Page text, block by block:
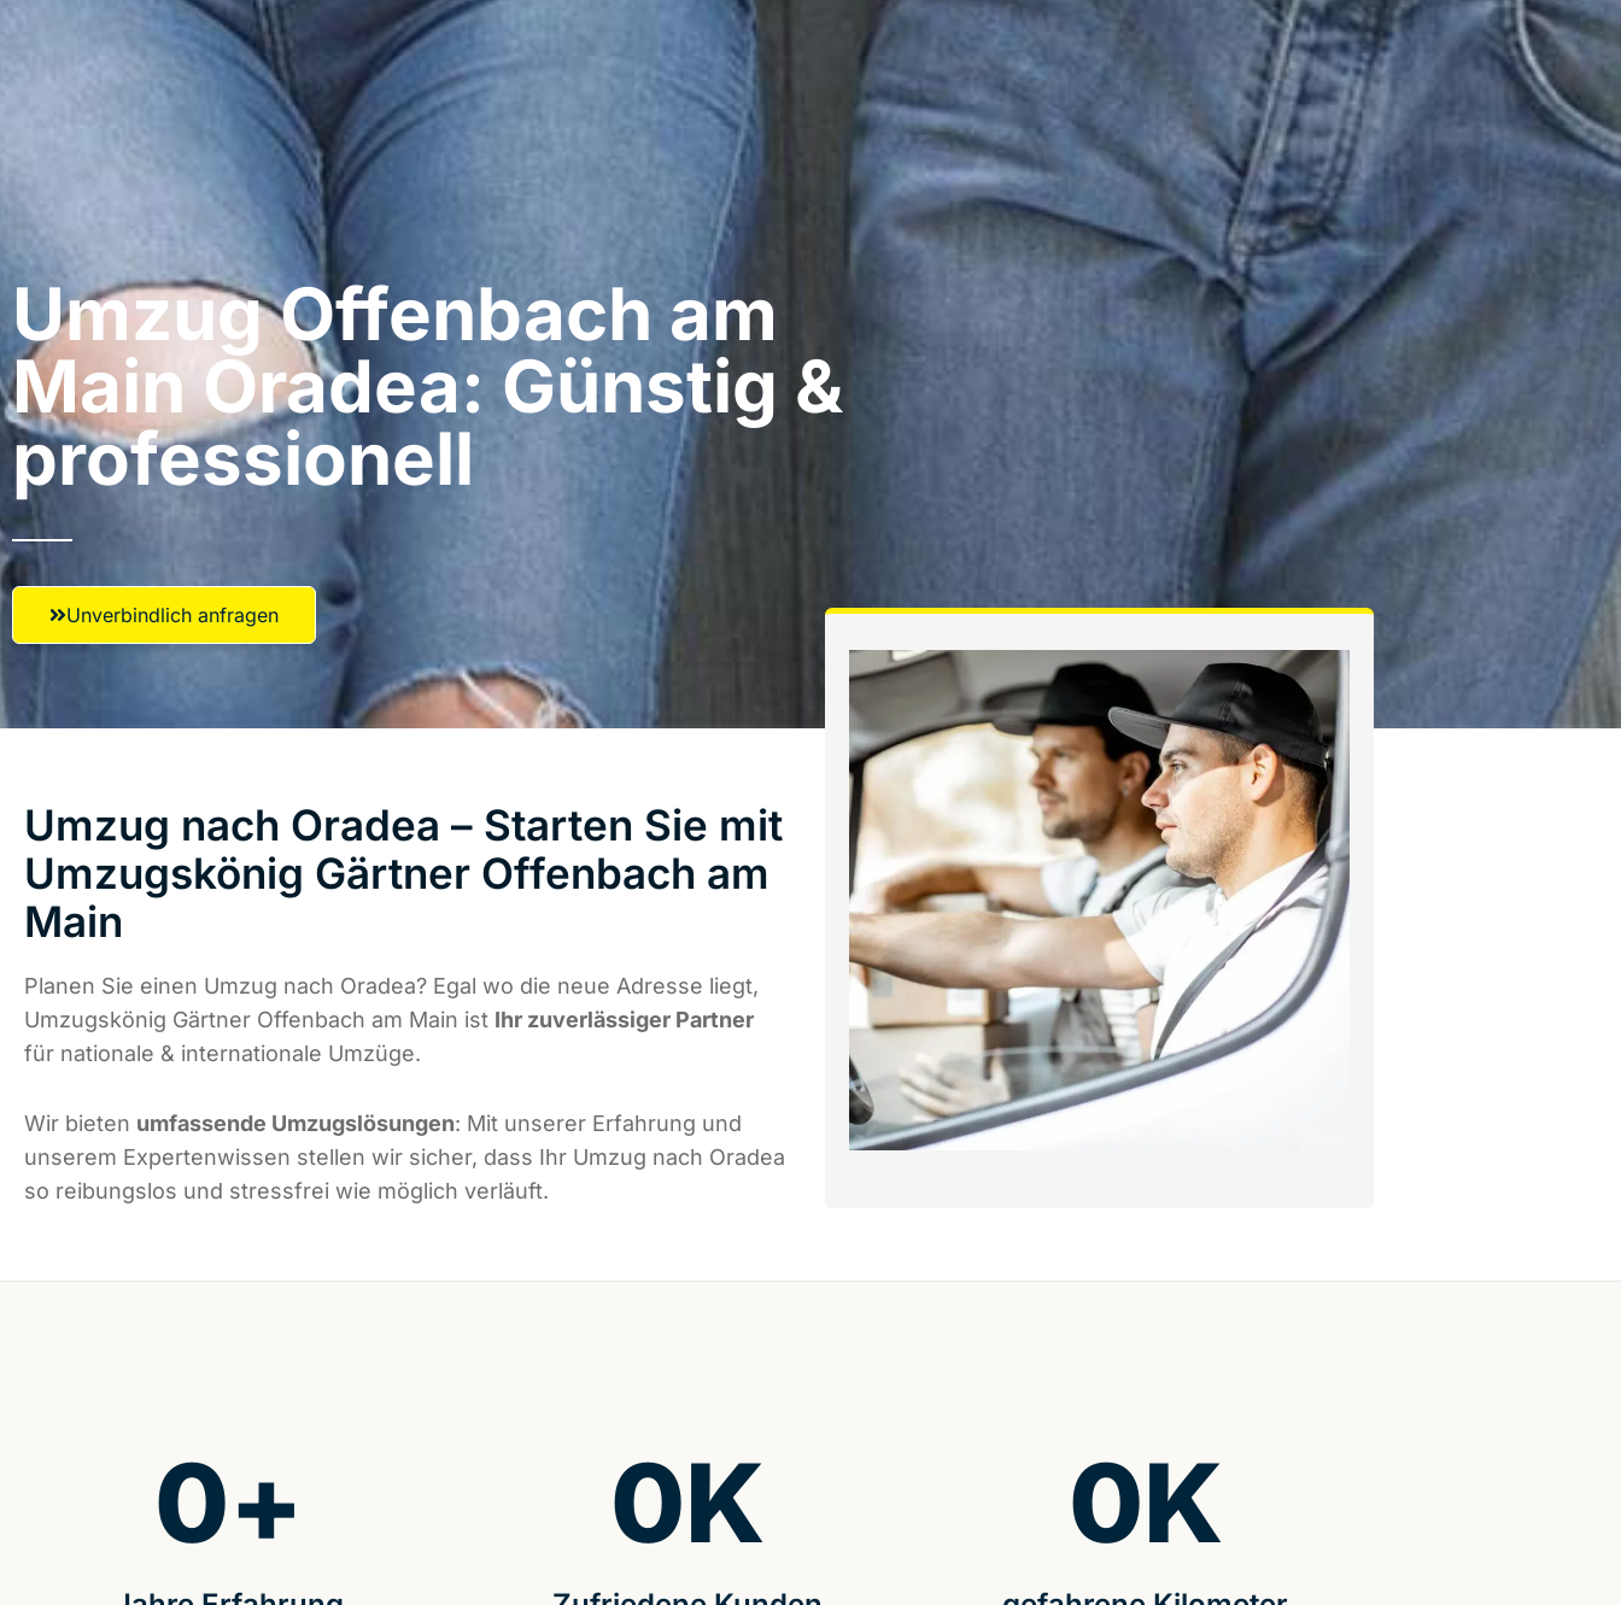
Umzug Offenbach am
Main​ Oradea: Günstig &
professionell​
Unverbindlich anfragen
Umzug nach Oradea – Starten Sie mit
Umzugskönig Gärtner Offenbach am
Main
Planen Sie einen Umzug nach Oradea? Egal wo die neue Adresse liegt,
Umzugskönig Gärtner Offenbach am Main ist Ihr zuverlässiger Partner
für nationale & internationale Umzüge.
Wir bieten umfassende Umzugslösungen: Mit unserer Erfahrung und
unserem Expertenwissen stellen wir sicher, dass Ihr Umzug nach Oradea
so reibungslos und stressfrei wie möglich verläuft.
0+ 0K 0K